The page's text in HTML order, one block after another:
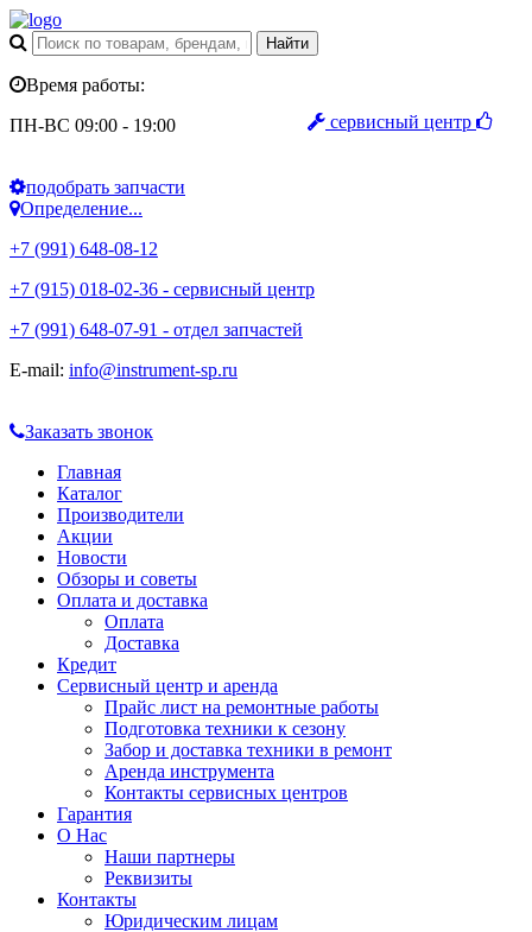
сервисный центр
Время работы:
ПН-ВС 09:00 - 19:00
подобрать запчасти
Определение...
+7 (991) 648-08-12
+7 (915) 018-02-36 - сервисный центр
+7 (991) 648-07-91 - отдел запчастей
E-mail: info@instrument-sp.ru
Заказать звонок
Главная
Каталог
Производители
Акции
Новости
Обзоры и советы
Оплата и доставка
Оплата
Доставка
Кредит
Сервисный центр и аренда
Прайс лист на ремонтные работы
Подготовка техники к сезону
Забор и доставка техники в ремонт
Аренда инструмента
Контакты сервисных центров
Гарантия
О Нас
Наши партнеры
Реквизиты
Контакты
Юридическим лицам